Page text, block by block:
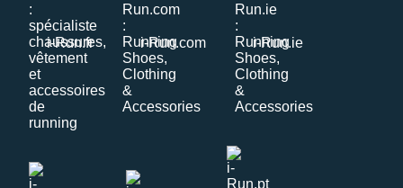
i-Run.fr i-Run.com i-Run.ie